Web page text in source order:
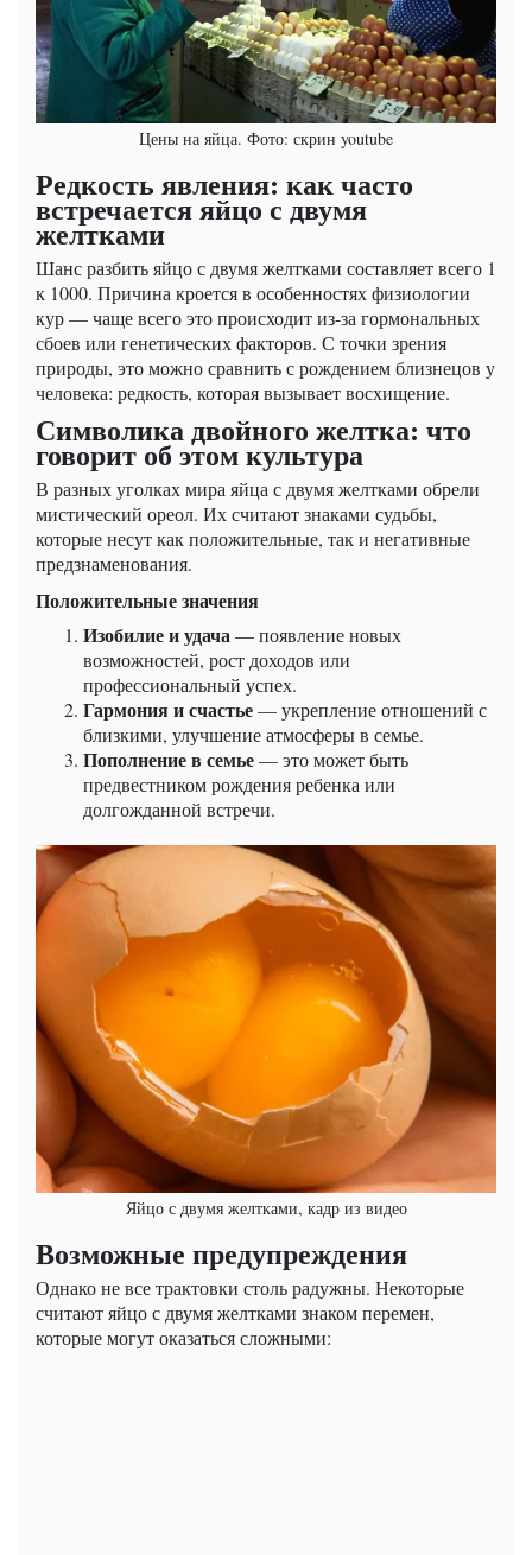
Цены на яйца. Фото: скрин youtube
Редкость явления: как часто
встречается яйцо с двумя
желтками
Шанс разбить яйцо с двумя желтками составляет всего 1
к 1000. Причина кроется в особенностях физиологии
кур — чаще всего это происходит из-за гормональных
сбоев или генетических факторов. С точки зрения
природы, это можно сравнить с рождением близнецов у
человека: редкость, которая вызывает восхищение.
Символика двойного желтка: что
говорит об этом культура
В разных уголках мира яйца с двумя желтками обрели
мистический ореол. Их считают знаками судьбы,
которые несут как положительные, так и негативные
предзнаменования.
Положительные значения
Изобилие и удача— появление новых
возможностей, рост доходов или
профессиональный успех.
Гармония и счастье— укрепление отношений с
близкими, улучшение атмосферы в семье.
Пополнение в семье— это может быть
предвестником рождения ребенка или
долгожданной встречи.
Яйцо с двумя желтками, кадр из видео
Возможные предупреждения
Однако не все трактовки столь радужны. Некоторые
считают яйцо с двумя желтками знаком перемен,
которые могут оказаться сложными: